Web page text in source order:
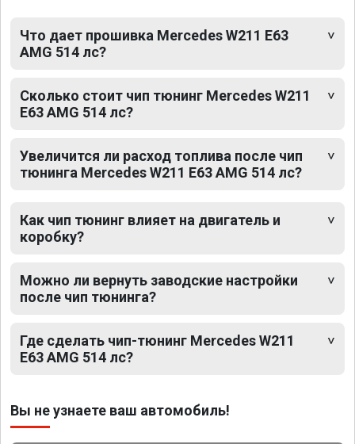
Что дает прошивка Mercedes W211 E63
AMG 514 лс?
Сколько стоит чип тюнинг Mercedes W211
E63 AMG 514 лс?
Увеличится ли расход топлива после чип
тюнинга Mercedes W211 E63 AMG 514 лс?
Как чип тюнинг влияет на двигатель и
коробку?
Можно ли вернуть заводские настройки
после чип тюнинга?
Где сделать чип-тюнинг Mercedes W211
E63 AMG 514 лс?
Вы не узнаете ваш автомобиль!